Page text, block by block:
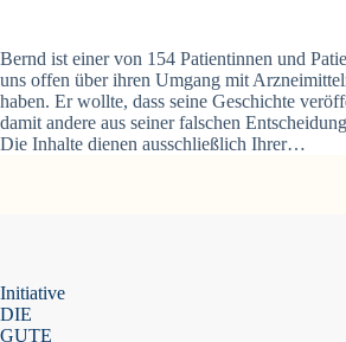
Bernd ist einer von 154 Patientinnen und
uns offen über ihren Umgang mit
haben. Er wollte, dass seine Geschichte
damit andere aus seiner falschen
Die Inhalte dienen ausschließlich Ihrer…
Initiative
DIE
GUTE